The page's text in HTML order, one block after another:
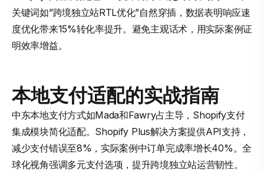
关键词如”跨境独立站RTL优化”自然穿插，数据表明响应速
度优化带来15%转化率提升。避免主观话术，用实际案例证
明效率增益。
本地支付适配的实战指南
中东本地支付方式如Mada和Fawry占主导，Shopify支付
集成模块简化适配。Shopify Plus解决方案提供API支持，
减少支付错误至8%，实际案例中订单完成率增长40%。全
球化视角强调多元支付选项，提升跨境独立站运营韧性。